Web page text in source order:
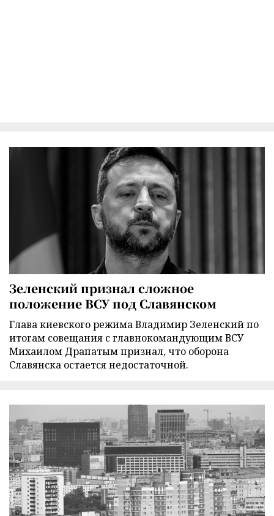
Зеленский признал сложное
положение ВСУ под Славянском
Глава киевского режима Владимир Зеленский по
итогам совещания с главнокомандующим ВСУ
Михаилом Драпатым признал, что оборона
Славянска остается недостаточной.